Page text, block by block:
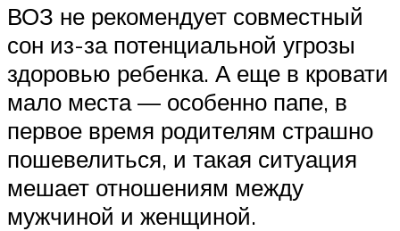
ВОЗ не рекомендует совместный
сон из-за потенциальной угрозы
здоровью ребенка. А еще в кровати
мало места — особенно папе, в
первое время родителям страшно
пошевелиться, и такая ситуация
мешает отношениям между
мужчиной и женщиной.